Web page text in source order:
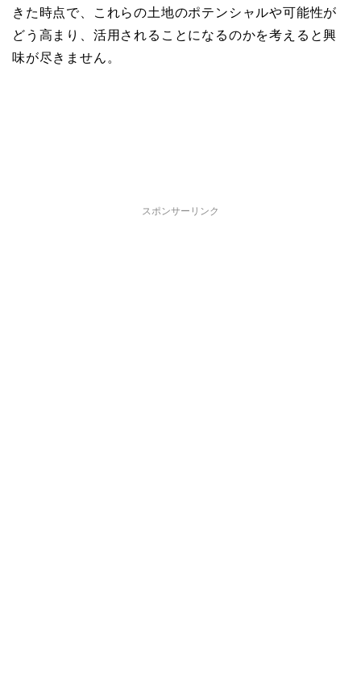
きた時点で、これらの土地のポテンシャルや可能性が
どう高まり、活用されることになるのかを考えると興
味が尽きません。
スポンサーリンク